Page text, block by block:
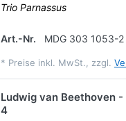
Trio Parnassus
Art.-Nr. MDG 303 1053-2
* Preise inkl. MwSt., zzgl.
Ludwig van Beethoven
4